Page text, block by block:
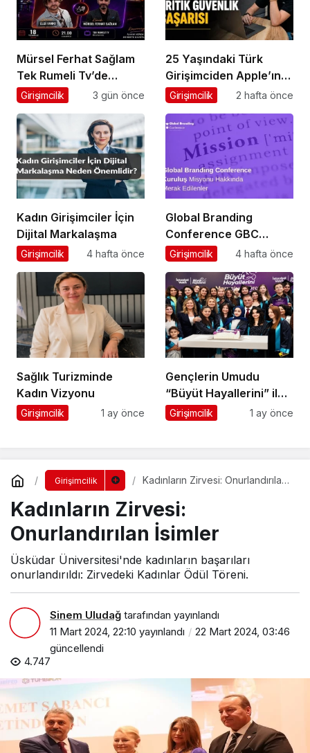
Mürsel Ferhat Sağlam
Tek Rumeli Tv’de
Marka Atölyesi
Oldu
Girişimcilik 3 gün önce
25 Yaşındaki Türk
Girişimciden Apple’ın
Ardından Ubisoft
Girişimcilik 2 hafta önce
Kadın Girişimciler İçin
Dijital Markalaşma
Girişimcilik 4 hafta önce
Global Branding
Conference GBC
Misyonu Hakkında
Girişimcilik 4 hafta önce
Sağlık Turizminde
Kadın Vizyonu
Girişimcilik 1 ay önce
Gençlerin Umudu
“Büyüt Hayallerini” ile
267 Genç Daha
Girişimcilik 1 ay önce
Girişimcilik
Kadınların Zirvesi: Onurlandırılan
Kadınların Zirvesi:
Onurlandırılan İsimler
Üsküdar Üniversitesi'nde kadınların başarıları
onurlandırıldı: Zirvedeki Kadınlar Ödül Töreni.
Sinem Uludağ tarafından yayınlandı
11 Mart 2024, 22:10 yayınlandı
22 Mart 2024, 03:46
güncellendi
4.747